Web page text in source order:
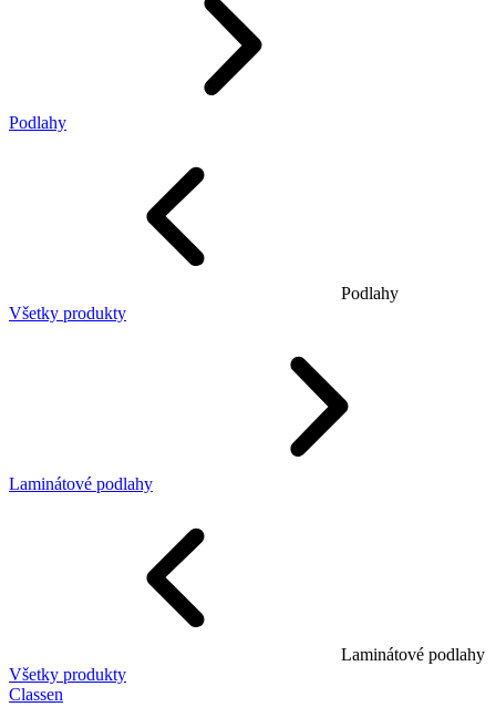
Podlahy
Podlahy
Všetky produkty
Laminátové podlahy
Laminátové podlahy
Všetky produkty
Classen